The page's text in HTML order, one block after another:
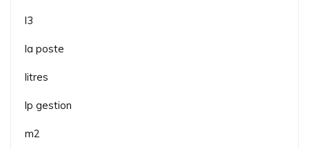
l3
la poste
litres
lp gestion
m2